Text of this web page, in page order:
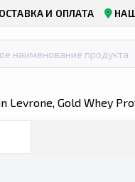
И ОПЛАТА
Levrone, Gold Whey